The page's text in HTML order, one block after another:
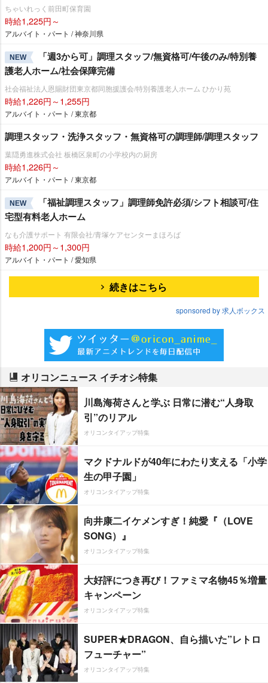
ちゃいれっく前田町保育園
時給1,225円～
アルバイト・パート / 神奈川県
NEW
「週3から可」調理スタッフ/無資格可/午後のみ/特別養
護老人ホーム/社会保障完備
社会福祉法人恩賜財団東京都同胞援護会/特別養護老人ホーム ひかり苑
時給1,226円～1,255円
アルバイト・パート / 東京都
調理スタッフ・洗浄スタッフ・無資格可の調理師/調理スタッフ
葉隠勇進株式会社 板橋区泉町の小学校内の厨房
時給1,226円～
アルバイト・パート / 東京都
NEW
「福祉調理スタッフ」調理師免許必須/シフト相談可/住
宅型有料老人ホーム
なも介護サポート 有限会社/青塚ケアセンターまほろば
時給1,200円～1,300円
アルバイト・パート / 愛知県
続きはこちら
sponsored by 求人ボックス
オリコンニュース イチオシ特集
川島海荷さんと学ぶ 日常に潜む“人身取
引”のリアル
オリコンタイアップ特集
マクドナルドが40年にわたり支える「小学
生の甲子園」
オリコンタイアップ特集
向井康二イケメンすぎ！純愛『（LOVE
SONG）』
オリコンタイアップ特集
大好評につき再び！ファミマ名物45％増量
キャンペーン
オリコンタイアップ特集
SUPER★DRAGON、自ら描いた”レトロ
フューチャー”
オリコンタイアップ特集